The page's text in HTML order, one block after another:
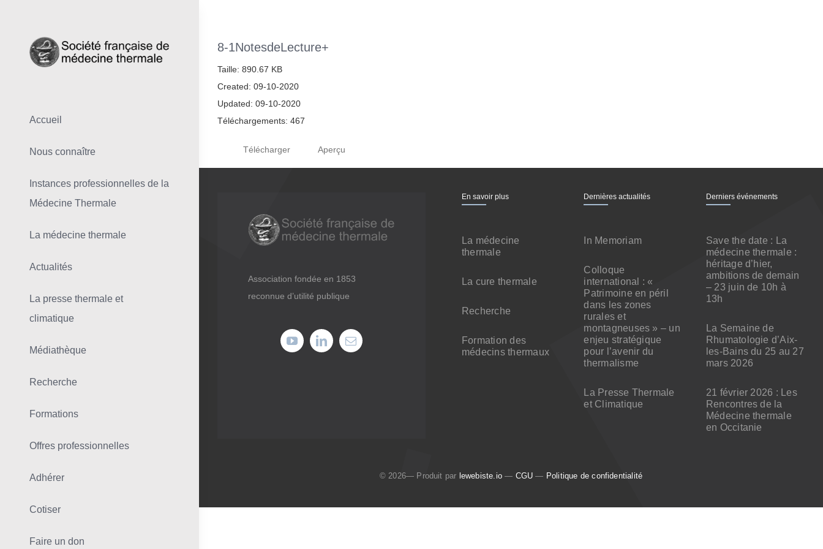
Accueil
Nous connaître
Instances professionnelles de la
Médecine Thermale
La médecine thermale
Actualités
La presse thermale et
climatique
Médiathèque
Recherche
Formations
Offres professionnelles
Adhérer
Cotiser
Faire un don
8-1NotesdeLecture+
Taille: 890.67 KB
Created: 09-10-2020
Updated: 09-10-2020
Téléchargements: 467
Télécharger Aperçu
Association fondée en 1853
reconnue d’utilité publique
En savoir plus
La médecine
thermale
La cure thermale
Recherche
Formation des
médecins thermaux
Dernières actualités
In Memoriam
Colloque
international : «
Patrimoine en péril
dans les zones
rurales et
montagneuses » – un
enjeu stratégique
pour l’avenir du
thermalisme
La Presse Thermale
et Climatique
Derniers événements
Save the date : La
médecine thermale :
héritage d’hier,
ambitions de demain
– 23 juin de 10h à
13h
La Semaine de
Rhumatologie d’Aix-
les-Bains du 25 au 27
mars 2026
21 février 2026 : Les
Rencontres de la
Médecine thermale
en Occitanie
© 2026— Produit par lewebiste.io — CGU — Politique de confidentialité